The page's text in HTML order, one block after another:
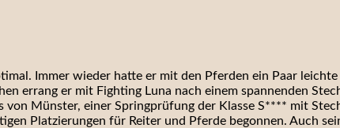
Immer wieder hatte er mit den Pferden ein Paar
errang er mit Fighting Luna nach einem spannenden
von Münster, einer Springprüfung der Klasse S**** mit
Platzierungen für Reiter und Pferde begonnen. Auch